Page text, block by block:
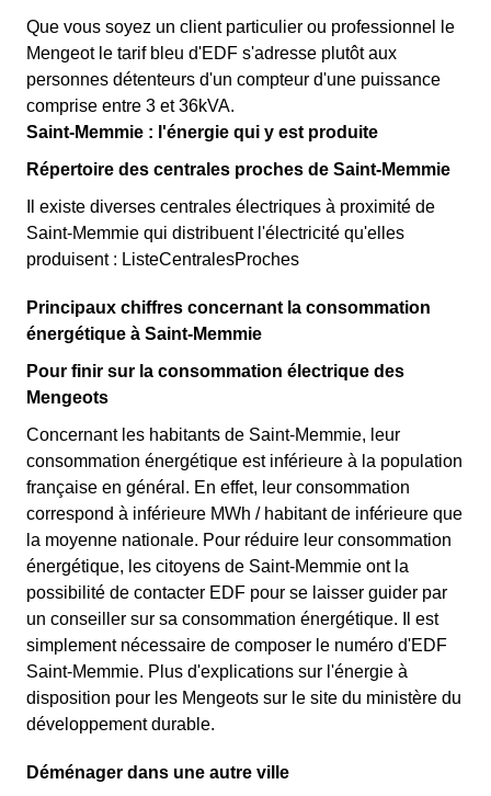
Que vous soyez un client particulier ou professionnel le
Mengeot le tarif bleu d'EDF s'adresse plutôt aux
personnes détenteurs d'un compteur d'une puissance
comprise entre 3 et 36kVA.
Saint-Memmie : l'énergie qui y est produite
Répertoire des centrales proches de Saint-Memmie
Il existe diverses centrales électriques à proximité de
Saint-Memmie qui distribuent l'électricité qu'elles
produisent : ListeCentralesProches
Principaux chiffres concernant la consommation
énergétique à Saint-Memmie
Pour finir sur la consommation électrique des
Mengeots
Concernant les habitants de Saint-Memmie, leur
consommation énergétique est inférieure à la population
française en général. En effet, leur consommation
correspond à inférieure MWh / habitant de inférieure que
la moyenne nationale. Pour réduire leur consommation
énergétique, les citoyens de Saint-Memmie ont la
possibilité de contacter EDF pour se laisser guider par
un conseiller sur sa consommation énergétique. Il est
simplement nécessaire de composer le numéro d'EDF
Saint-Memmie. Plus d'explications sur l'énergie à
disposition pour les Mengeots sur le site du ministère du
développement durable.
Déménager dans une autre ville